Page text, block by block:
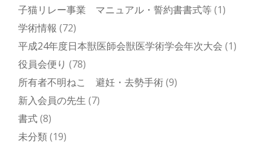
子猫リレー事業 マニュアル・誓約書書式等(1)
学術情報 (72)
平成24年度日本獣医師会獣医学術学会年次大会 (1)
役員会便り (78)
所有者不明ねこ 避妊・去勢手術(9)
新入会員の先生 (7)
書式(8)
未分類(19)